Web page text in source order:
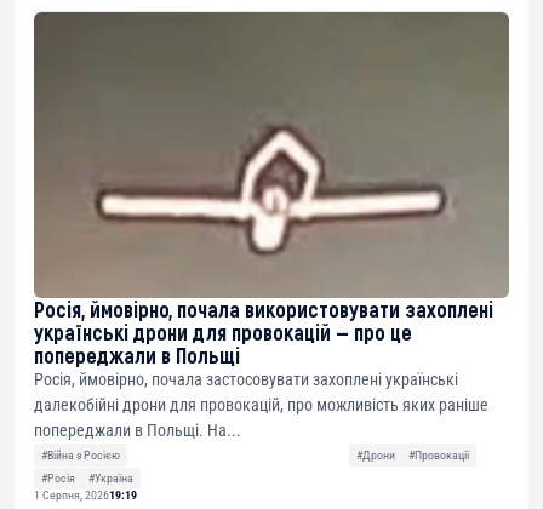
Росія, ймовірно, почала використовувати захоплені
українські дрони для провокацій — про це
попереджали в Польщі
Росія, ймовірно, почала застосовувати захоплені українські
далекобійні дрони для провокацій, про можливість яких раніше
попереджали в Польщі. На...
#Війна з Росією #Дрони
#Провокації
#Росія
#Україна
1 Серпня, 202619:19